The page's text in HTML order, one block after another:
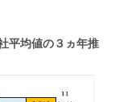
平均値の３ヵ年推